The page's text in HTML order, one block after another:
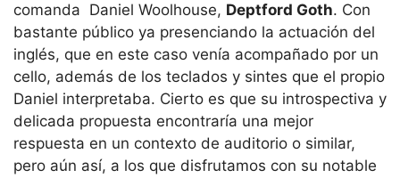
comanda Daniel Woolhouse, Deptford Goth. Con
bastante público ya presenciando la actuación del
inglés, que en este caso venía acompañado por un
cello, además de los teclados y sintes que el propio
Daniel interpretaba. Cierto es que su introspectiva y
delicada propuesta encontraría una mejor
respuesta en un contexto de auditorio o similar,
pero aún así, a los que disfrutamos con su notable